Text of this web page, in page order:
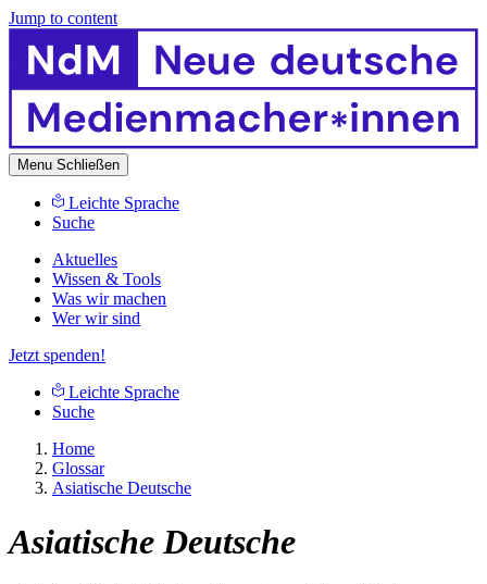
Jump to content
Menu Schließen
Leichte Sprache
Suche
Aktuelles
Wissen & Tools
Was wir machen
Wer wir sind
Jetzt spenden!
Leichte Sprache
Suche
Home
Glossar
Asiatische Deutsche
Asiatische Deutsche